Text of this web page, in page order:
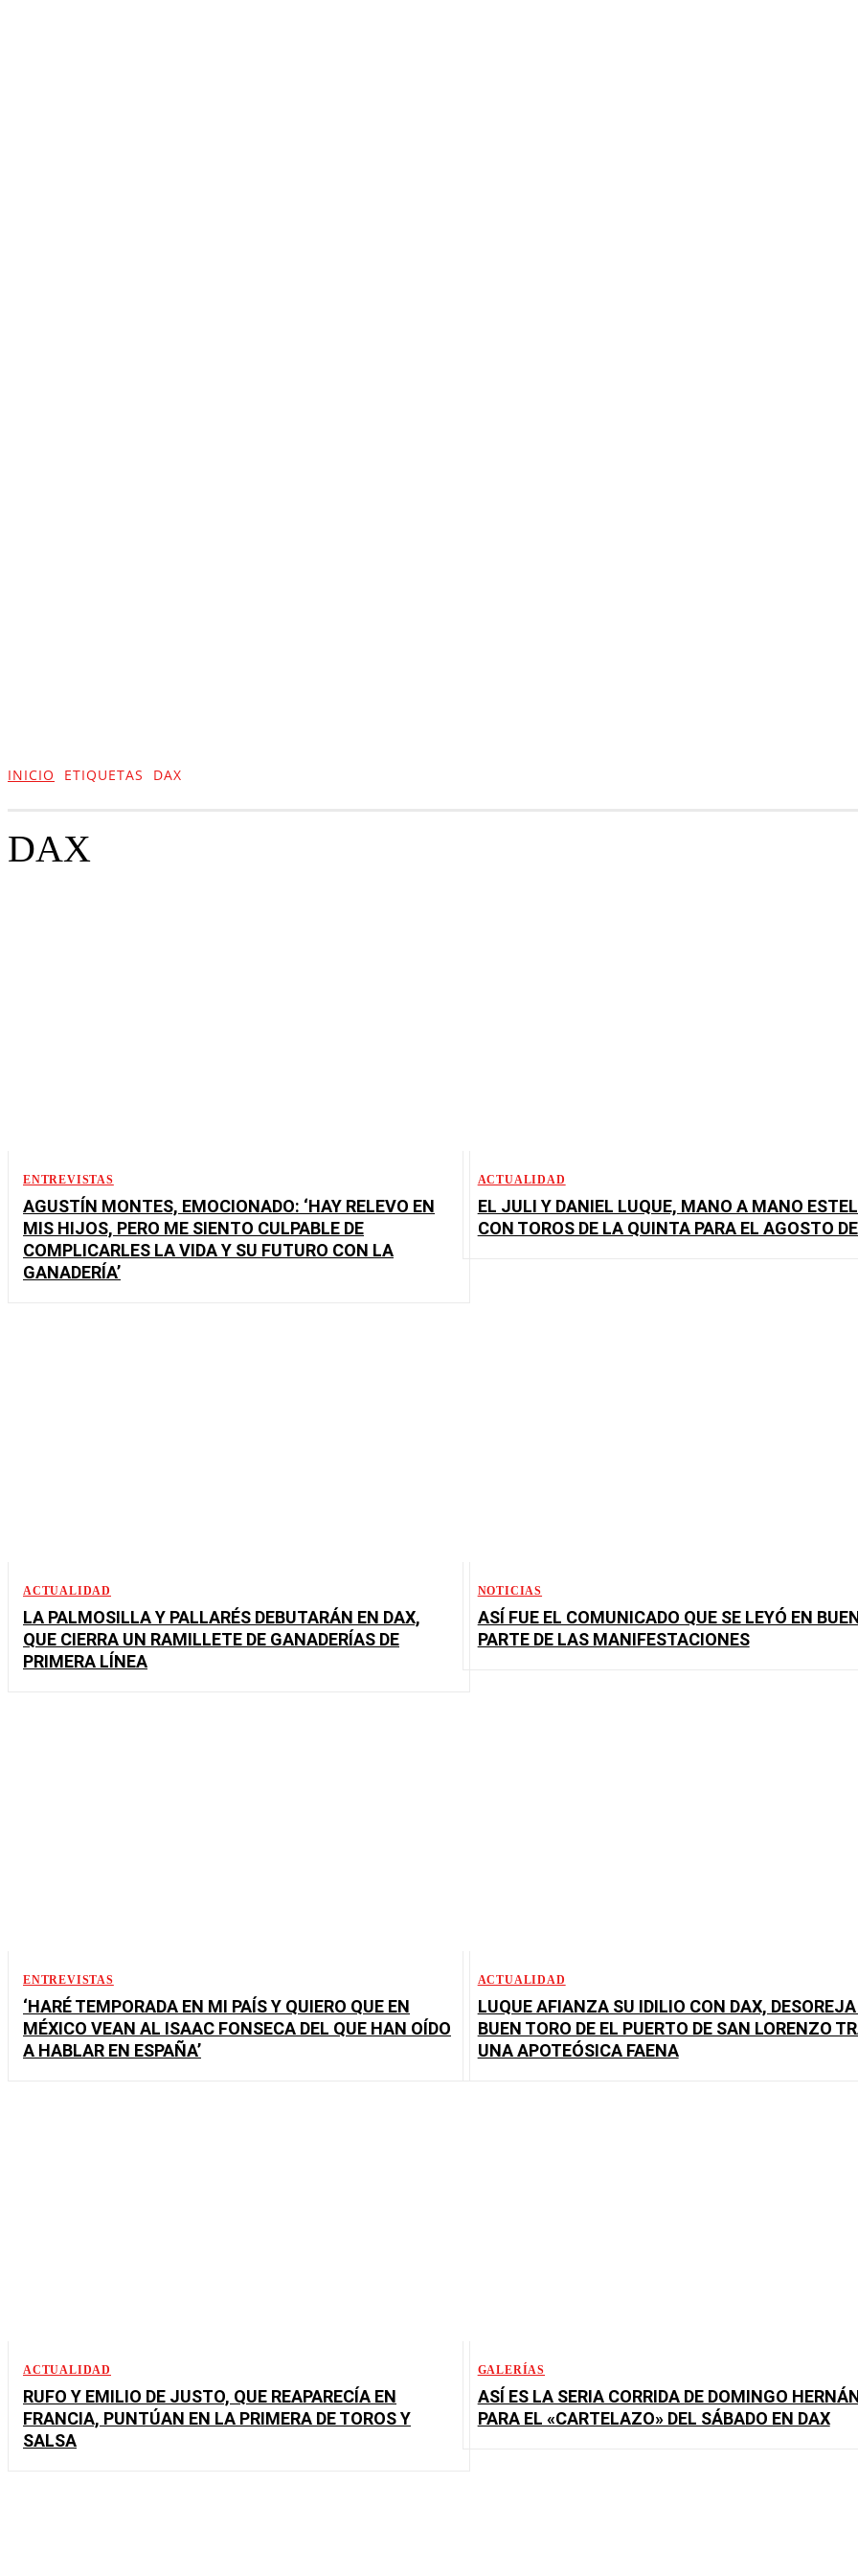
INICIO ETIQUETAS DAX
DAX
ENTREVISTAS
AGUSTÍN MONTES, EMOCIONADO: ‘HAY RELEVO EN
MIS HIJOS, PERO ME SIENTO CULPABLE DE
COMPLICARLES LA VIDA Y SU FUTURO CON LA
GANADERÍA’
ACTUALIDAD
EL JULI Y DANIEL LUQUE, MANO A MANO
CON TOROS DE LA QUINTA PARA EL AGOSTO
ACTUALIDAD
LA PALMOSILLA Y PALLARÉS DEBUTARÁN EN DAX,
QUE CIERRA UN RAMILLETE DE GANADERÍAS DE
PRIMERA LÍNEA
NOTICIAS
ASÍ FUE EL COMUNICADO QUE SE LEYÓ EN
PARTE DE LAS MANIFESTACIONES
ENTREVISTAS
‘HARÉ TEMPORADA EN MI PAÍS Y QUIERO QUE EN
MÉXICO VEAN AL ISAAC FONSECA DEL QUE HAN OÍDO
A HABLAR EN ESPAÑA’
ACTUALIDAD
LUQUE AFIANZA SU IDILIO CON DAX,
BUEN TORO DE EL PUERTO DE SAN LORENZO
UNA APOTEÓSICA FAENA
ACTUALIDAD
RUFO Y EMILIO DE JUSTO, QUE REAPARECÍA EN
FRANCIA, PUNTÚAN EN LA PRIMERA DE TOROS Y
SALSA
GALERÍAS
ASÍ ES LA SERIA CORRIDA DE DOMINGO
PARA EL «CARTELAZO» DEL SÁBADO EN DAX